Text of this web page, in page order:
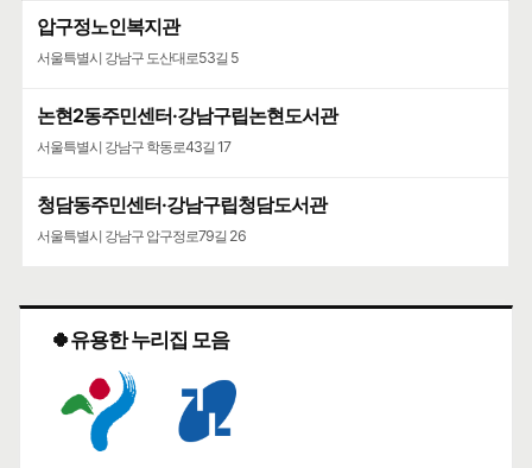
압구정노인복지관
서울특별시 강남구 도산대로53길 5
논현2동주민센터·강남구립논현도서관
서울특별시 강남구 학동로43길 17
청담동주민센터·강남구립청담도서관
서울특별시 강남구 압구정로79길 26
🍀유용한 누리집 모음